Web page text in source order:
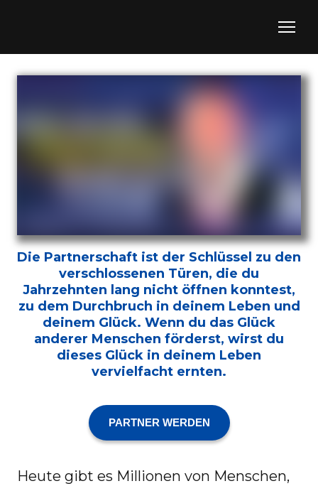
Die Partnerschaft ist der Schlüssel zu den
verschlossenen Türen, die du
Jahrzehnten lang nicht öffnen konntest,
zu dem Durchbruch in deinem Leben und
deinem Glück. Wenn du das Glück
anderer Menschen förderst, wirst du
dieses Glück in deinem Leben
vervielfacht ernten.
PARTNER WERDEN
Heute gibt es Millionen von Menschen,